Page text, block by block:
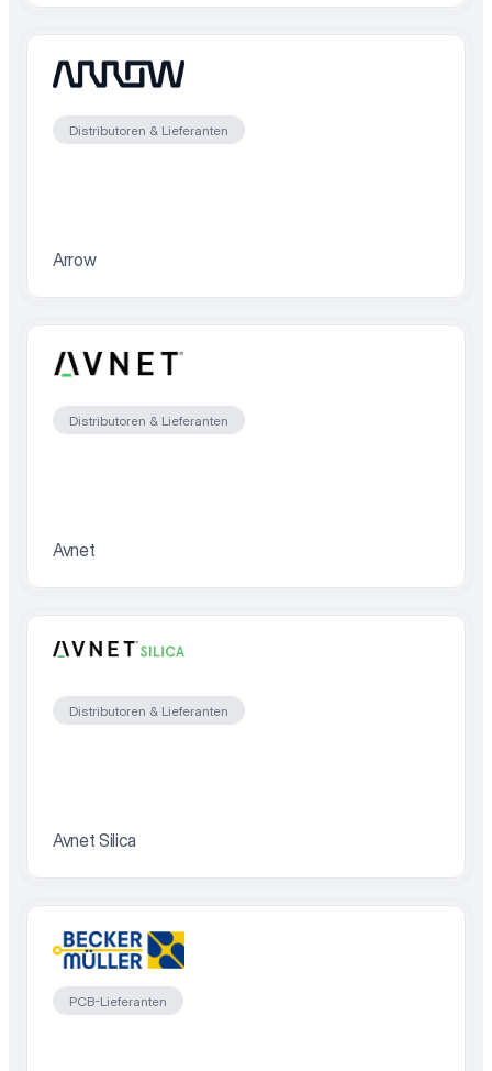
Distributoren & Lieferanten
Arrow
Distributoren & Lieferanten
Avnet
Distributoren & Lieferanten
Avnet Silica
PCB-Lieferanten